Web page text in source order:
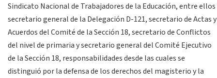
Sindicato Nacional de Trabajadores de la Educación, entre ellos
secretario general de la Delegación D-121, secretario de Actas y
Acuerdos del Comité de la Sección 18, secretario de Conflictos
del nivel de primaria y secretario general del Comité Ejecutivo
de la Sección 18, responsabilidades desde las cuales se
distinguió por la defensa de los derechos del magisterio y la